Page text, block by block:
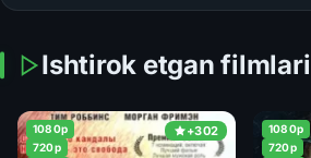
Ishtirok etgan filmlari
+302
1080p
720p
1080p
720p